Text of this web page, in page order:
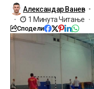
Александар Ванев
1 Минута Читање
Сподели